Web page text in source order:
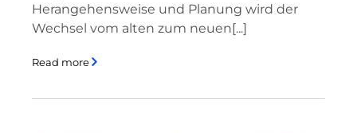
Herangehensweise und Planung wird der
Wechsel vom alten zum neuen[...]
Read more